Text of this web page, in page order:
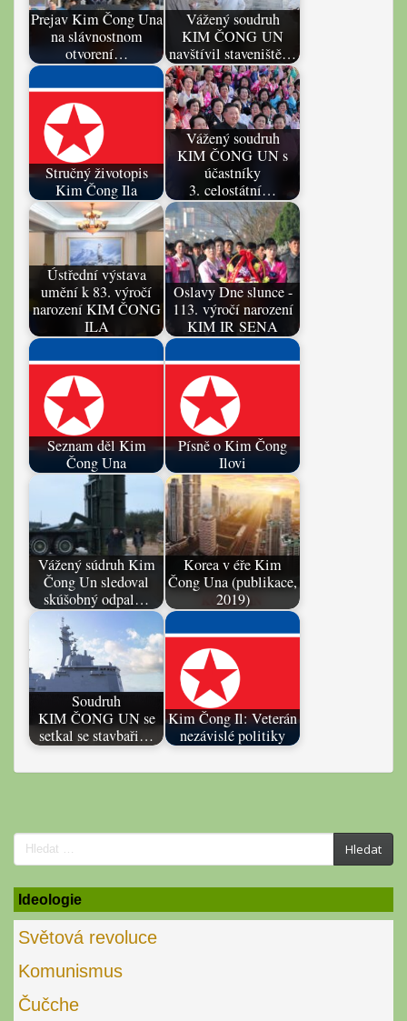
Prejav Kim Čong Una
na slávnostnom
otvorení…
Vážený soudruh
KIM ČONG UN
navštívil staveniště…
Stručný životopis
Kim Čong Ila
Vážený soudruh
KIM ČONG UN s
účastníky
3. celostátní…
Ústřední výstava
umění k 83. výročí
narození KIM ČONG
ILA
Oslavy Dne slunce -
113. výročí narození
KIM IR SENA
Seznam děl Kim
Čong Una
Písně o Kim Čong
Ilovi
Vážený súdruh Kim
Čong Un sledoval
skúšobný odpal…
Korea v éře Kim
Čong Una (publikace,
2019)
Soudruh
KIM ČONG UN se
setkal se stavbaři…
Kim Čong Il: Veterán
nezávislé politiky
Search
for:
Hledat
Ideologie
Světová revoluce
Komunismus
Čučche